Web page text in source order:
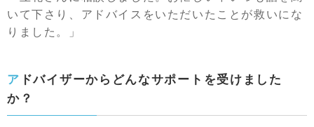
いて下さり、アドバイスをいただいたことが救いにな
りました。」
アドバイザーからどんなサポートを受けました
か？